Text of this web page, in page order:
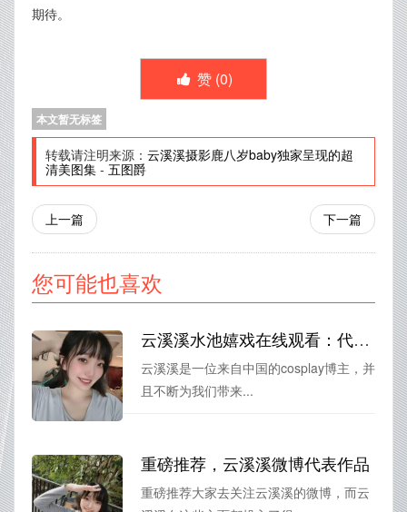
期待。
赞 (0)
本文暂无标签
转载请注明来源： 云溪溪摄影鹿八岁baby独家呈现的超
清美图集 - 五图爵
上一篇 下一篇
您可能也喜欢
云溪溪水池嬉戏在线观看：代表精美之作
云溪溪是一位来自中国的cosplay博主，并
且不断为我们带来...
重磅推荐，云溪溪微博代表作品
重磅推荐大家去关注云溪溪的微博，而云